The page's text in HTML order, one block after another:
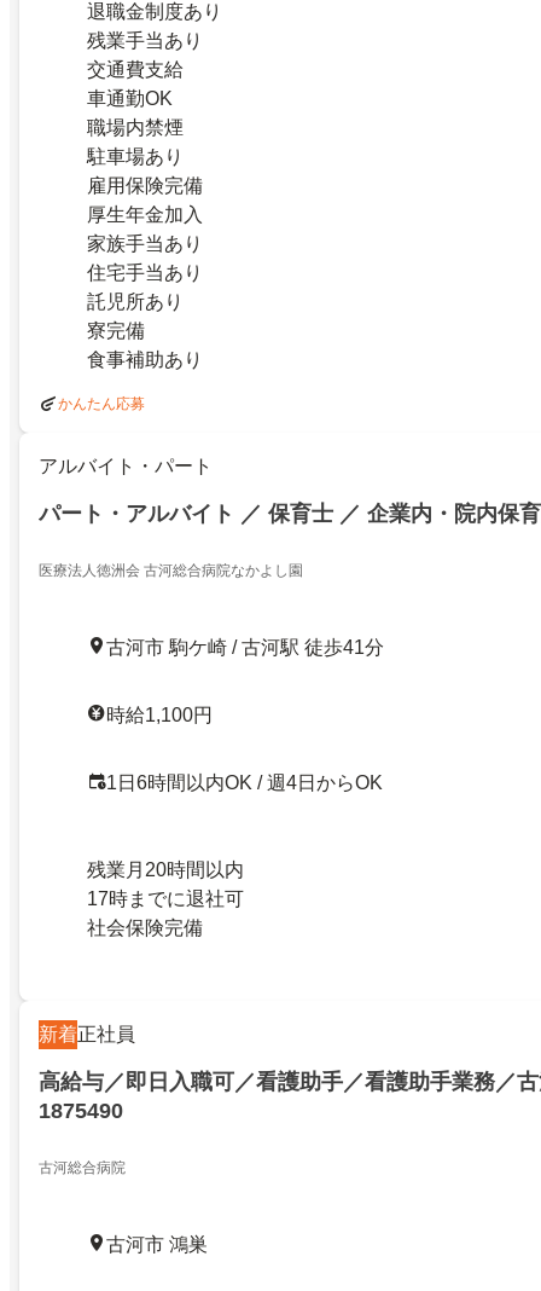
退職金制度あり
残業手当あり
交通費支給
車通勤OK
職場内禁煙
駐車場あり
雇用保険完備
厚生年金加入
家族手当あり
住宅手当あり
託児所あり
寮完備
食事補助あり
かんたん応募
アルバイト・パート
パート・アルバイト ／ 保育士 ／ 企業内・院内保
医療法人徳洲会 古河総合病院なかよし園
古河市 駒ケ崎 / 古河駅 徒歩41分
時給1,100円
1日6時間以内OK / 週4日からOK
残業月20時間以内
17時までに退社可
社会保険完備
新着正社員
高給与／即日入職可／看護助手／看護助手業務／
1875490
古河総合病院
古河市 鴻巣